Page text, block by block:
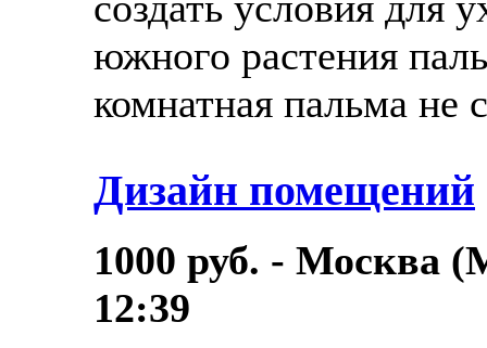
южного растения
комнатная пальма не
Дизайн помещений
1000 руб. - Москва
12:39